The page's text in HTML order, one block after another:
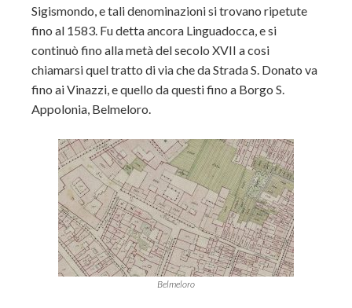
Sigismondo, e tali denominazioni si trovano ripetute
fino al 1583. Fu detta ancora Linguadocca, e si
continuò fino alla metà del secolo XVII a cosi
chiamarsi quel tratto di via che da Strada S. Donato va
fino ai Vinazzi, e quello da questi fino a Borgo S.
Appolonia, Belmeloro.
Belmeloro